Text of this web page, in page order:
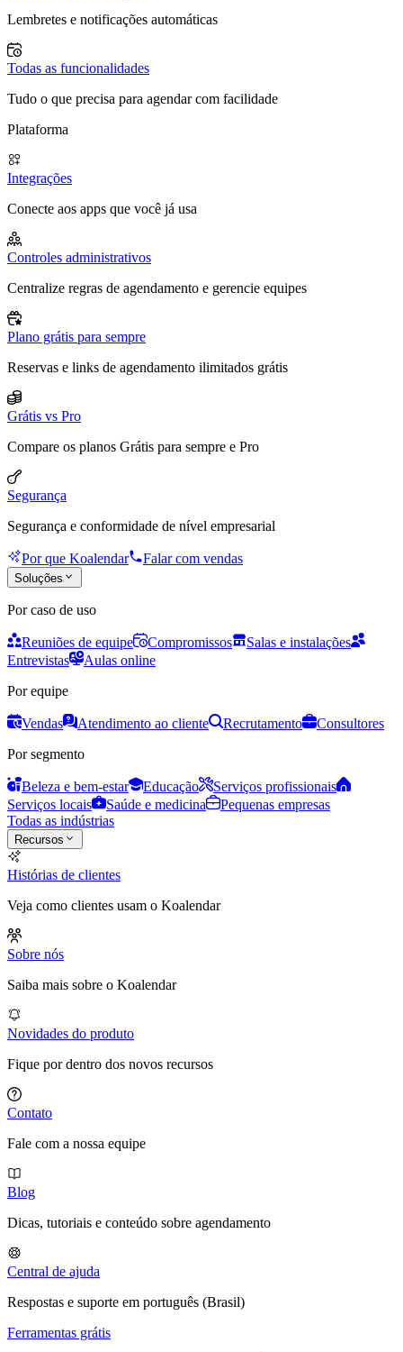
Lembretes e notificações automáticas
Todas as funcionalidades
Tudo o que precisa para agendar com facilidade
Plataforma
Integrações
Conecte aos apps que você já usa
Controles administrativos
Centralize regras de agendamento e gerencie equipes
Plano grátis para sempre
Reservas e links de agendamento ilimitados grátis
Grátis vs Pro
Compare os planos Grátis para sempre e Pro
Segurança
Segurança e conformidade de nível empresarial
Por que Koalendar Falar com vendas
Soluções
Por caso de uso
Reuniões de equipe Compromissos
Salas e instalações
Entrevistas
Aulas online
Por equipe
Vendas Atendimento ao cliente Recrutamento
Consultores
Por segmento
Beleza e bem-estar Educação
Serviços profissionais
Serviços locais
Saúde e medicina
Pequenas empresas
Todas as indústrias
Recursos
Histórias de clientes
Veja como clientes usam o Koalendar
Sobre nós
Saiba mais sobre o Koalendar
Novidades do produto
Fique por dentro dos novos recursos
Contato
Fale com a nossa equipe
Blog
Dicas, tutoriais e conteúdo sobre agendamento
Central de ajuda
Respostas e suporte em português (Brasil)
Ferramentas grátis